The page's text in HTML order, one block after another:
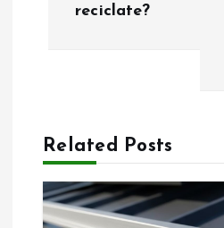
r
e
reciclate?
Related Posts